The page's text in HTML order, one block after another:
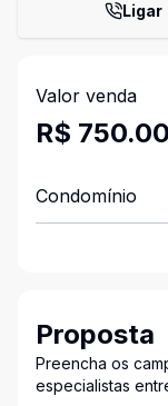
Ligar
Valor venda
R$
Condomínio
Proposta
Preencha os
especialistas